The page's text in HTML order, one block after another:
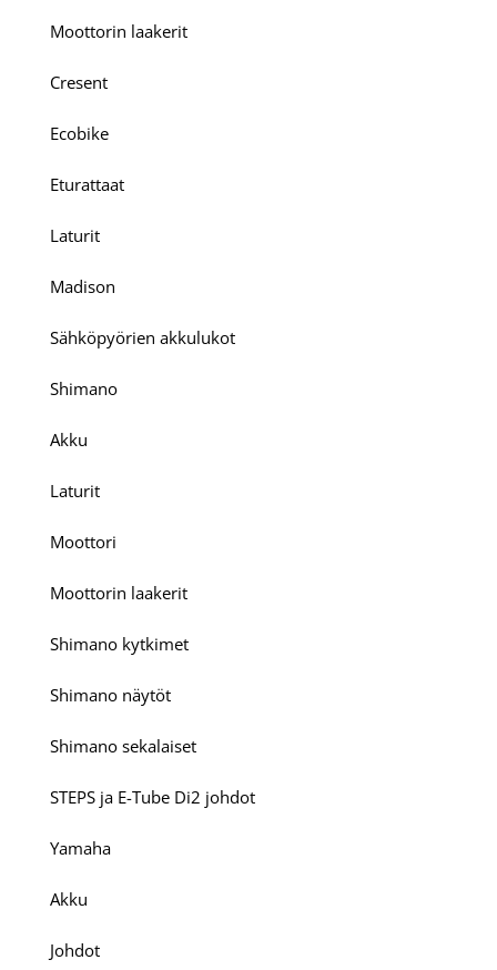
Moottorin laakerit
Cresent
Ecobike
Eturattaat
Laturit
Madison
Sähköpyörien akkulukot
Shimano
Akku
Laturit
Moottori
Moottorin laakerit
Shimano kytkimet
Shimano näytöt
Shimano sekalaiset
STEPS ja E-Tube Di2 johdot
Yamaha
Akku
Johdot